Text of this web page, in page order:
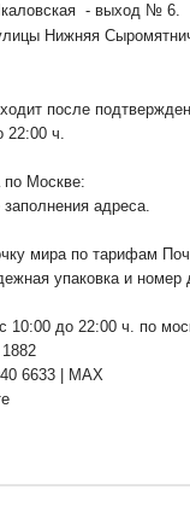
- выход № 6.
Нижняя
после
22:00 ч.
по Москве:
адреса.
мира по тарифам
упаковка и номер
10:00 до 22:00 ч. по
6633 | MAX